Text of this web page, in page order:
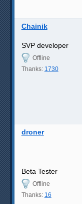
Chainik
SVP developer
Offline
Thanks: 1730
droner
Beta Tester
Offline
Thanks: 16